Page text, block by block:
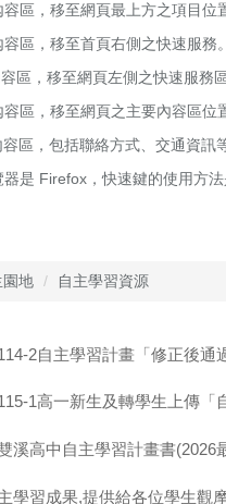
區，移至網頁最上方之項目位
區，移至首頁右側之快速服務。
區，移至網頁左側之快速服務區
區，移至網頁之主要內容區位
區，包括聯絡方式、交通資訊等
是 Firefox，快速鍵的使用方
園地 自主學習資源
2自主學習計畫「修正後
1高一新生及轉學生上傳
溪高中自主學習計畫書(2026
學習成果,提供給各位學生觀